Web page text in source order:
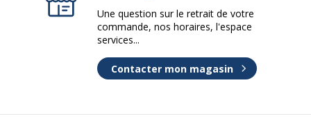
Une question sur le retrait de votre
commande, nos horaires, l'espace
services...
Contacter mon magasin